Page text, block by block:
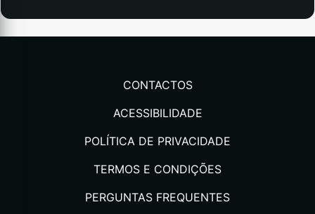
CONTACTOS
ACESSIBILIDADE
POLÍTICA DE PRIVACIDADE
TERMOS E CONDIÇÕES
PERGUNTAS FREQUENTES